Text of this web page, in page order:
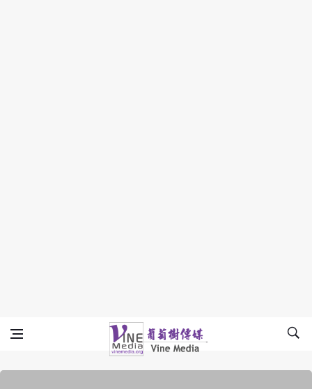
Vine Media
葡萄樹傳媒